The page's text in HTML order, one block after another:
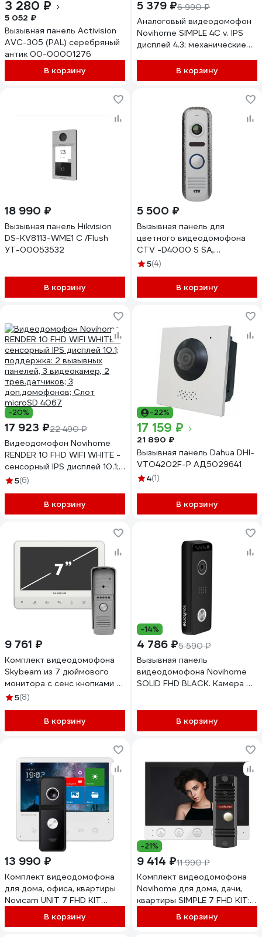
3 280 ₽
5 052 ₽
Вызывная панель Activision
AVC-305 (PAL) серебряный
антик 00-00001276
В корзину
5 379 ₽6 990 ₽
Аналоговый видеодомофон
Novihome SIMPLE 4C v. IPS
дисплей 4.3; механические
вызывные панели, 1
видеокамеры, 3
В корзину
18 990 ₽
Вызывная панель Hikvision
DS-KV8113-WME1 C /Flush
УТ-00053532
В корзину
5 500 ₽
Вызывная панель для
цветного видеодомофона
CTV -D4000 S SA,
встроенный блок
разрешение Full HD, цвет
серебро антик 10-0000667
5(4)
В корзину
-20%
17 923 ₽22 490 ₽
Видеодомофон Novihome
RENDER 10 FHD WIFI WHITE -
сенсорный IPS дисплей 10.1;
поддержка: 2 вызывных
трев.датчиков; 3
доп.домофонов; Слот
5(6)
В корзину
-22%
17 159 ₽
21 890 ₽
Вызывная панель Dahua DHI-
VTO4202F-P АД5029641
4(1)
В корзину
9 761 ₽
Комплект видеодомофона
Skybeam из 7 дюймового
монитора с сенс кнопками и
вызывной панели, белый RL-
5(8)
В корзину
-14%
4 786 ₽5 590 ₽
Вызывная панель
видеодомофона Novihome
SOLID FHD BLACK. Камера 2.1
720p/CVBS. Встроенный
БУЗ. Подключение к
В корзину
13 990 ₽
Комплект видеодомофона
для дома, офиса, квартиры
Novicam UNIT 7 FHD KIT
домофон и вызывная панель,
запись фото/видео, работа с
В корзину
-21%
9 414 ₽11 990 ₽
Комплект видеодомофона
Novihome для дома, дачи,
квартиры SIMPLE 7 FHD KIT:
монитор и вызывная панель
FHD, функция Не
В корзину